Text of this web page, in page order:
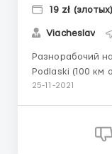
19 zł (злотых)
Viacheslav
Разнорабочий
Podlaski (100 км
мужчины,
проживания:
25-11-2021